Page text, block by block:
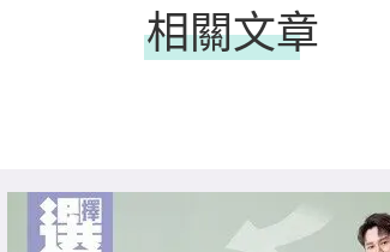
相關文章